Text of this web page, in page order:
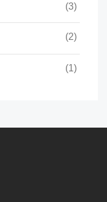
(3)
(2)
(1)